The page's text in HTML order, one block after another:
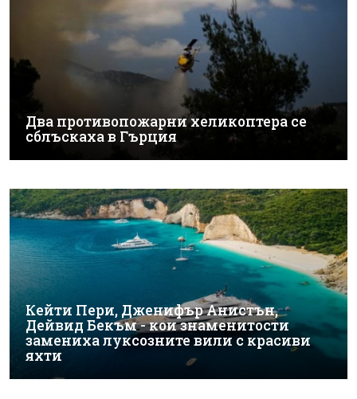
Два противопожарни хеликоптера се
сблъскаха в Гърция
Кейти Пери, Дженифър Анистън,
Дейвид Бекъм - кои знаменитости
замениха луксозните вили с красиви
яхти